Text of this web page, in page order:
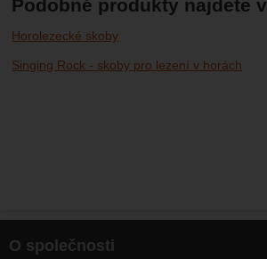
Podobné produkty najdete v
Horolezecké skoby
Singing Rock - skoby pro lezení v horách
O společnosti